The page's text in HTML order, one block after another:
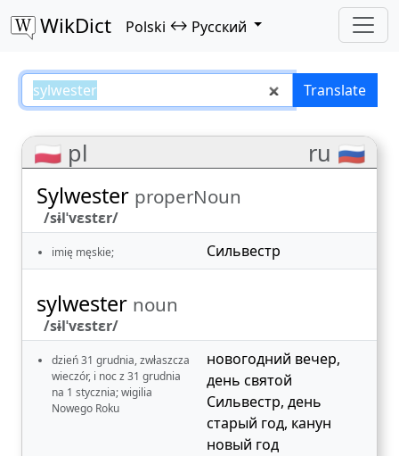
WikDict Polski ↔ Русский
sylwester – Polski–РусскийTranslate
🇵🇱 pl ru 🇷🇺
Sylwester properNoun
/sɨlˈvɛstɛr/
imię męskie; Сильвестр
sylwester noun
/sɨlˈvɛstɛr/
dzień 31 grudnia, zwłaszcza
wieczór, i noc z 31 grudnia
na 1 stycznia; wigilia
Nowego Roku
новогодний вечер,
день святой
Сильвестр, день
старый год, канун
новый год